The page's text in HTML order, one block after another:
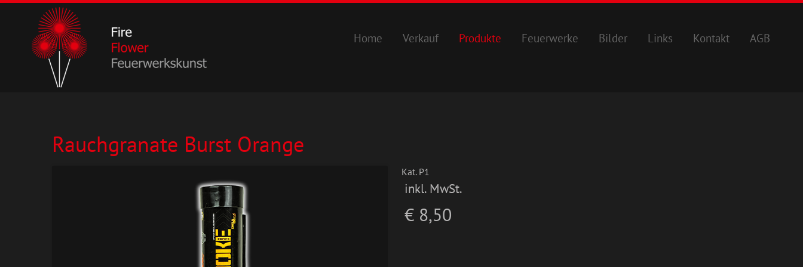
Home Verkauf Produkte Feuerwerke Bilder Links Kontakt AGB
Rauchgranate Burst Orange
Kat. P1
inkl. MwSt.
€ 8,50